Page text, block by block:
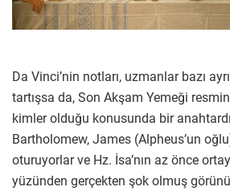
Da Vinci’nin notları, uzmanlar bazı
tartışsa da, Son Akşam Yemeği
kimler olduğu konusunda bir
Bartholomew, James (Alpheus’un
oturuyorlar ve Hz. İsa’nın az önce
yüzünden gerçekten şok olmuş